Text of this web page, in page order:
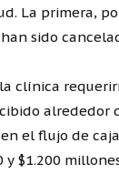
La primera,
sido
clínica
alrededor
el flujo de
y $1.200